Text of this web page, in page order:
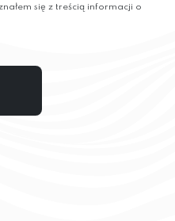
się z treścią informacji o